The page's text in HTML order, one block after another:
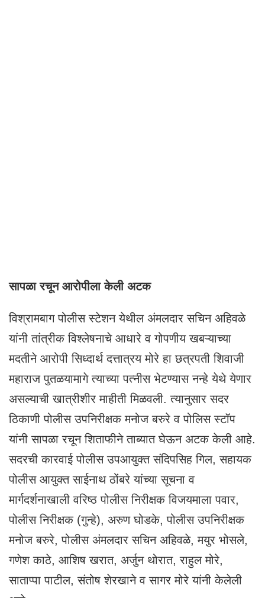
सापळा रचून आरोपीला केली अटक
विश्रामबाग पोलीस स्टेशन येथील अंमलदार सचिन अहिवळे
यांनी तांत्रीक विश्लेषनाचे आधारे व गोपणीय खबऱ्याच्या
मदतीने आरोपी सिध्दार्थ दत्तात्रय मोरे हा छत्रपती शिवाजी
महाराज पुतळयामागे त्याच्या पत्नीस भेटण्यास नन्हे येथे येणार
असल्याची खात्रीशीर माहीती मिळवली. त्यानुसार सदर
ठिकाणी पोलीस उपनिरीक्षक मनोज बरुरे व पोलिस स्टॉप
यांनी सापळा रचून शिताफीने ताब्यात घेऊन अटक केली आहे.
सदरची कारवाई पोलीस उपआयुक्त संदिपसिह गिल, सहायक
पोलीस आयुक्त साईनाथ ठोंबरे यांच्या सूचना व
मार्गदर्शनाखाली वरिष्ठ पोलीस निरीक्षक विजयमाला पवार,
पोलीस निरीक्षक (गुन्हे), अरुण घोडके, पोलीस उपनिरीक्षक
मनोज बरुरे, पोलीस अंमलदार सचिन अहिवळे, मयुर भोसले,
गणेश काठे, आशिष खरात, अर्जुन थोरात, राहुल मोरे,
साताप्पा पाटील, संतोष शेरखाने व सागर मोरे यांनी केलेली